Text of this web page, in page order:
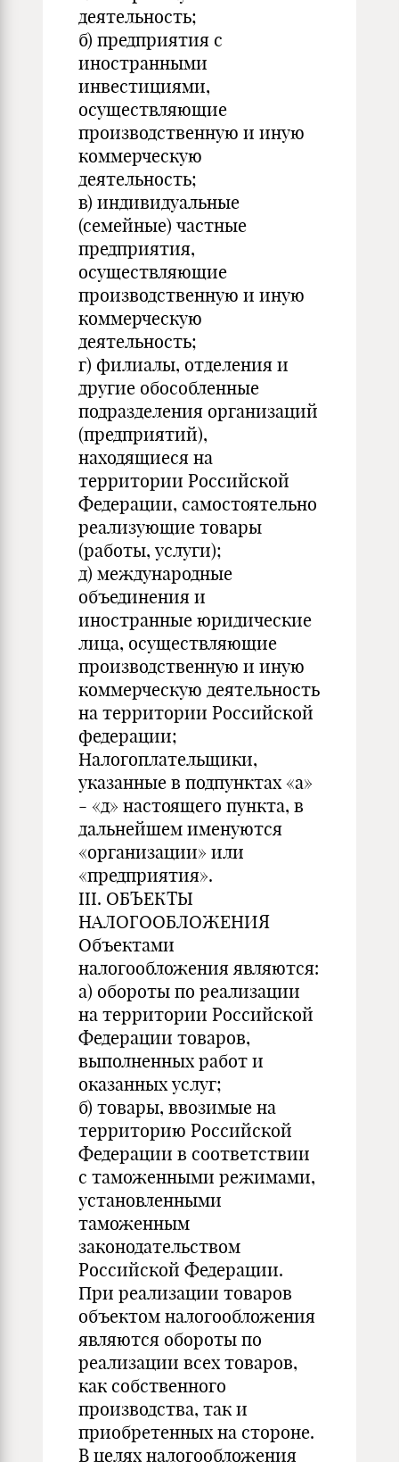
деятельность;
б) предприятия с
иностранными
инвестициями,
осуществляющие
производственную и иную
коммерческую
деятельность;
в) индивидуальные
(семейные) частные
предприятия,
осуществляющие
производственную и иную
коммерческую
деятельность;
г) филиалы, отделения и
другие обособленные
подразделения организаций
(предприятий),
находящиеся на
территории Российской
Федерации, самостоятельно
реализующие товары
(работы, услуги);
д) международные
объединения и
иностранные юридические
лица, осуществляющие
производственную и иную
коммерческую деятельность
на территории Российской
федерации;
Налогоплательщики,
указанные в подпунктах «а»
- «д» настоящего пункта, в
дальнейшем именуются
«организации» или
«предприятия».
III. ОБЪЕКТЫ
НАЛОГООБЛОЖЕНИЯ
Объектами
налогообложения являются:
а) обороты по реализации
на территории Российской
Федерации товаров,
выполненных работ и
оказанных услуг;
б) товары, ввозимые на
территорию Российской
Федерации в соответствии
с таможенными режимами,
установленными
таможенным
законодательством
Российской Федерации.
При реализации товаров
объектом налогообложения
являются обороты по
реализации всех товаров,
как собственного
производства, так и
приобретенных на стороне.
В целях налогообложения